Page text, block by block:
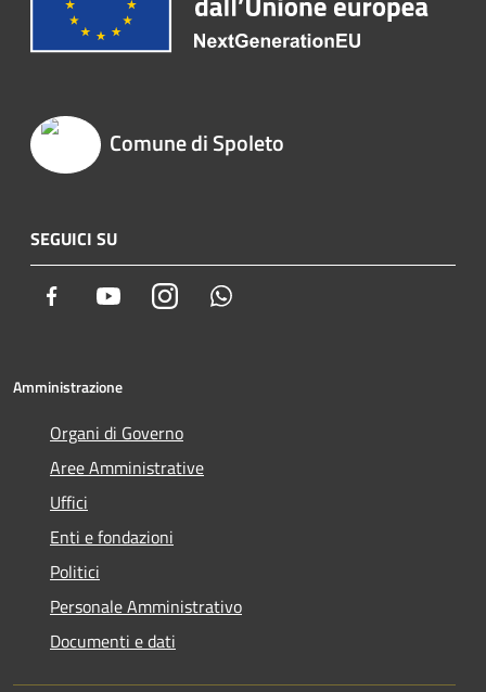
Comune di Spoleto
SEGUICI SU
Facebook YoutubeInstagram
Amministrazione
Organi di Governo
Aree Amministrative
Uffici
Enti e fondazioni
Politici
Personale Amministrativo
Documenti e dati